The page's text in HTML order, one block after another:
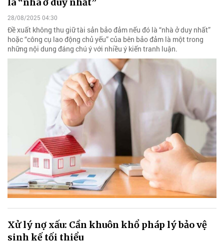
28/08/2025 04:30
Đề xuất không thu giữ tài sản bảo đảm nếu đó là “nhà ở duy nhất”
hoặc “công cụ lao động chủ yếu” của bên bảo đảm là một trong
những nội dung đáng chú ý với nhiều ý kiến tranh luận.
Xử lý nợ xấu: Cần khuôn khổ pháp lý bảo vệ
sinh kế tối thiểu